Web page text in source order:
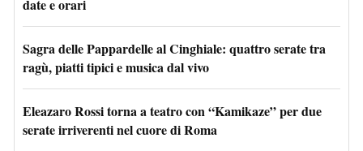
date e orari
Sagra delle Pappardelle al Cinghiale: quattro serate tra
ragù, piatti tipici e musica dal vivo
Eleazaro Rossi torna a teatro con “Kamikaze” per due
serate irriverenti nel cuore di Roma